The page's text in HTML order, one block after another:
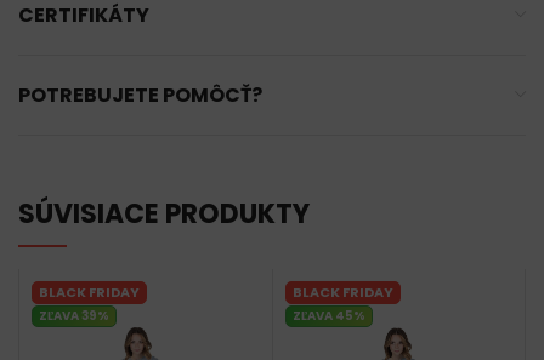
CERTIFIKÁTY
POTREBUJETE POMÔCŤ?
SÚVISIACE PRODUKTY
BLACK FRIDAY
ZĽAVA 39%
BLACK FRIDAY
ZĽAVA 45%